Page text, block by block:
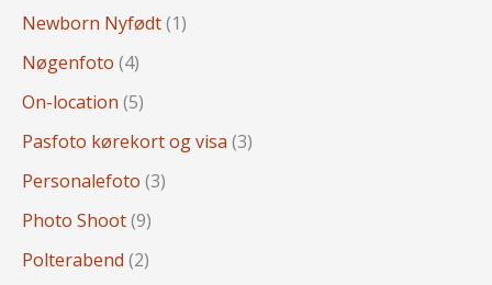
Newborn Nyfødt(1)
Nøgenfoto (4)
On-location (5)
Pasfoto kørekort og visa (3)
Personalefoto (3)
Photo Shoot(9)
Polterabend (2)